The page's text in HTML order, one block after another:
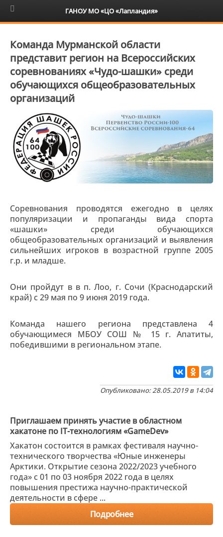
6+
Команда Мурманской области
представит регион на Всероссийских
соревнованиях «Чудо-шашки» среди
обучающихся общеобразовательных
организаций
Соревнования проводятся ежегодно в целях
популяризации и пропаганды вида спорта
«шашки» среди обучающихся
общеобразовательных организаций и выявления
сильнейших игроков в возрастной группе 2005
г.р. и младше.
Они пройдут в в п. Лоо, г. Сочи (Краснодарский
край) с 29 мая по 9 июня 2019 года.
Команда нашего региона представлена 4
обучающимеся МБОУ СОШ № 15 г. Апатиты,
победившими в региональном этапе.
Опубликовано: 28.05.2019 в 14:04
Приглашаем принять участие в областном
хакатоне по IT-технологиям «GameDev»
Хакатон состоится в рамках фестиваля научно-
технического творчества «Юные инженеры
Арктики. Открытие сезона 2022/2023 учебного
года» с 01 по 03 ноября 2022 года в целях
повышения престижа научно-практической
деятельности в сфере ...
Подробнее
ГАНОУ МО «ЦО «Лапландия»